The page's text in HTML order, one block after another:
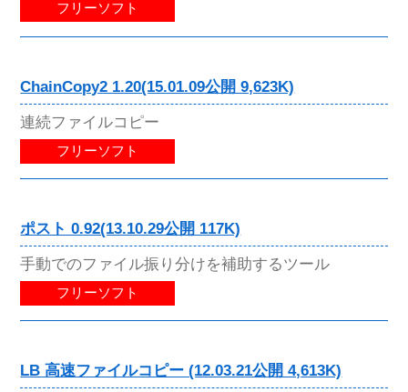
フリーソフト
ChainCopy2 1.20(15.01.09公開 9,623K)
連続ファイルコピー
フリーソフト
ポスト 0.92(13.10.29公開 117K)
手動でのファイル振り分けを補助するツール
フリーソフト
LB 高速ファイルコピー (12.03.21公開 4,613K)